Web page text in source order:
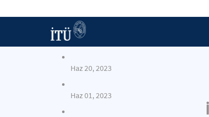
Haz 20, 2023
Haz 01, 2023